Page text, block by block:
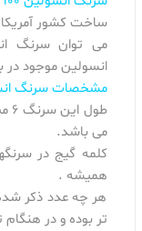
ساخت کشور
انسولین موجود در
مشخصات سرنگ انسولین ۱۰۰
می باشد.
کلمه گیج در
همیشه .
هر چه عدد ذکر
تر بوده و در